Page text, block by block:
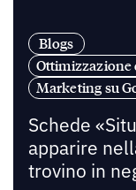
Blogs
Ottimizzazione
Marketing su
Schede
apparire
trovino in